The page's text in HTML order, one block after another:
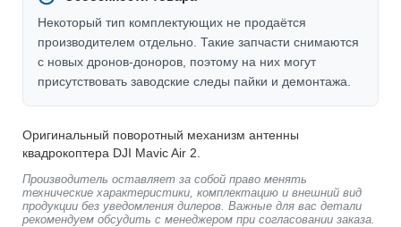
Некоторый тип комплектующих не продаётся
производителем отдельно. Такие запчасти снимаются
с новых дронов-доноров, поэтому на них могут
присутствовать заводские следы пайки и демонтажа.
Оригинальный поворотный механизм антенны
квадрокоптера DJI Mavic Air 2.
Производитель оставляет за собой право менять
технические характеристики, комплектацию и внешний вид
продукции без уведомления дилеров. Важные для вас детали
рекомендуем обсудить с менеджером при согласовании заказа.